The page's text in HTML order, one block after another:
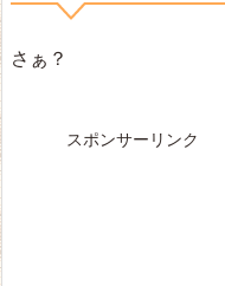
さぁ？
スポンサーリンク